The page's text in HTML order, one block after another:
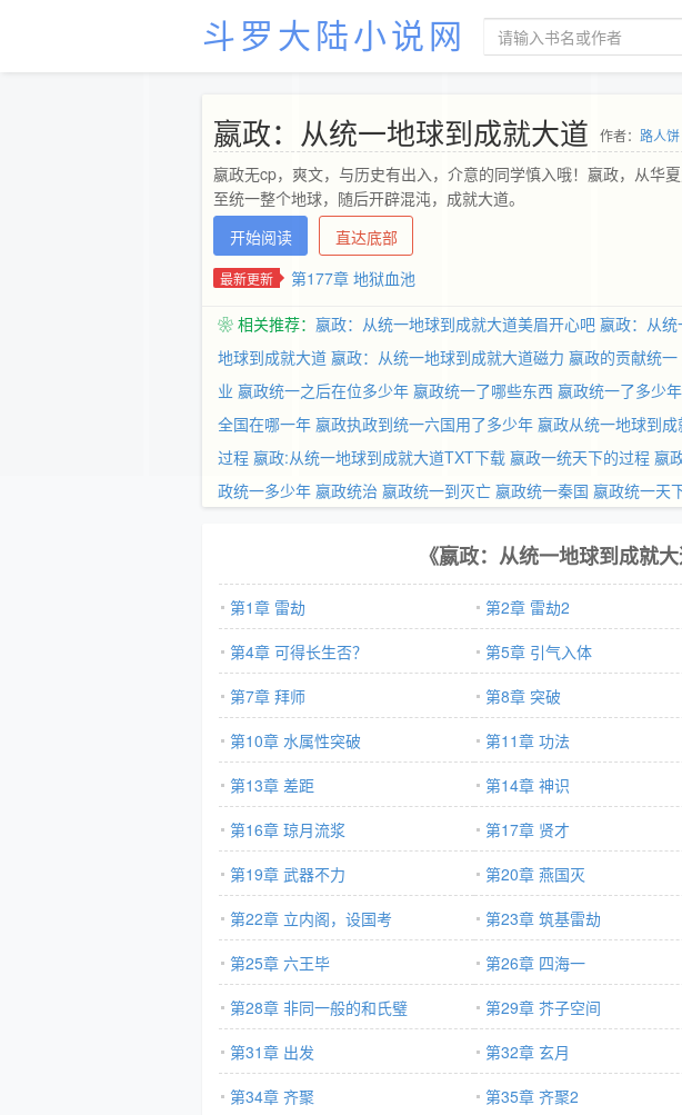
斗罗大陆小说网
嬴政：从统一地球到成就大道 作者： 路人饼
嬴政无cp，爽文，与历史有出入，介意的同学慎入哦！嬴政，从华
至统一整个地球，随后开辟混沌，成就大道。
开始阅读
直达底部
最新更新 第177章 地狱血池
❀ 相关推荐： 嬴政：从统一地球到成就大道美眉开心吧 嬴政：从
地球到成就大道 嬴政：从统一地球到成就大道磁力 嬴政的贡献统一
业 嬴政统一之后在位多少年 嬴政统一了哪些东西 嬴政统一了多少年
全国在哪一年 嬴政执政到统一六国用了多少年 嬴政从统一地球到
过程 嬴政:从统一地球到成就大道TXT下载 嬴政一统天下的过程 嬴
政统一多少年 嬴政统治 嬴政统一到灭亡 嬴政统一秦国 嬴政统一天
《嬴政：从统一地球到成就
第1章 雷劫 第2章 雷劫2
第4章 可得长生否？
第5章 引气入体
第7章 拜师
第8章 突破
第10章 水属性突破
第11章 功法
第13章 差距
第14章 神识
第16章 琼月流浆
第17章 贤才
第19章 武器不力
第20章 燕国灭
第22章 立内阁，设国考
第23章 筑基雷劫
第25章 六王毕
第26章 四海一
第28章 非同一般的和氏璧
第29章 芥子空间
第31章 出发
第32章 玄月
第34章 齐聚
第35章 齐聚2